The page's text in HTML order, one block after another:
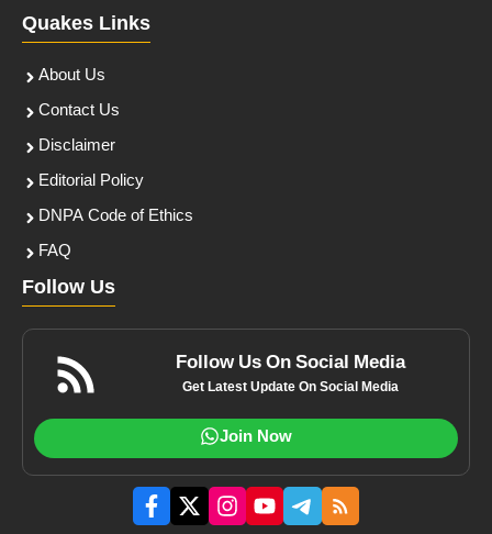
Quakes Links
About Us
Contact Us
Disclaimer
Editorial Policy
DNPA Code of Ethics
FAQ
Follow Us
Follow Us On Social Media
Get Latest Update On Social Media
Join Now